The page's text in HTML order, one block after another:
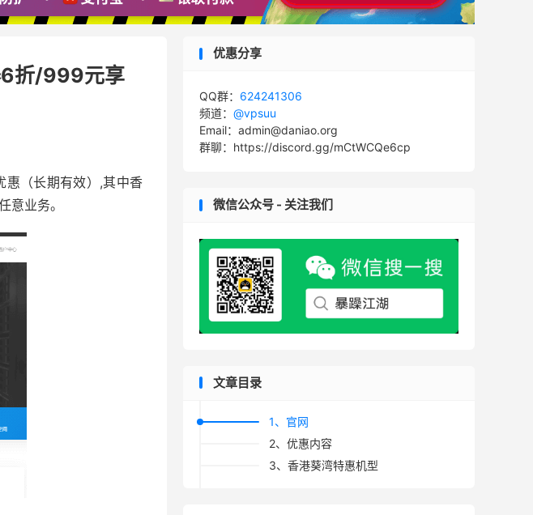
6折/999元享
（长期有效）,其中香
业务。
优惠分享
QQ群： 624241306
频道： @vpsuu
Email：admin@daniao.org
群聊：https://discord.gg/mCtWCQe6cp
微信公众号 - 关注我们
文章目录
1、官网
2、优惠内容
3、香港葵湾特惠机型